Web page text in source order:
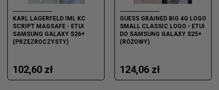
KARL LAGERFELD IML KC
SCRIPT MAGSAFE - ETUI
SAMSUNG GALAXY S26+
(PRZEZROCZYSTY)
102,60 zł
GUESS GRAINED BIG 4G LOGO
SMALL CLASSIC LOGO - ETUI
DO SAMSUNG GALAXY S25+
(RÓŻOWY)
124,06 zł